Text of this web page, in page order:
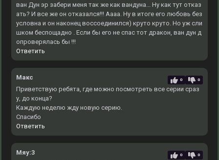
ван Дун эр забери меня так же как вандуна... Ну как тут отказ
ать? И все же он отказался!!! Аааа. Ну в итоге его любовь без
условна и он наконец воссоединился) круто круто. Но уж сли
шком беспощадно . Если бы его не спас тот дракон, ван дун д
опроверялась бы !!!
Ответить
Макс 0 0
Приветствую ребята, где можно посмотреть все серии сраз
у, до конца?
Каждую неделю жду новую серию.
Спасибо
Ответить
Мяу:3 0 0